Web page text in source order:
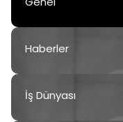
Haberler
İş Dünyası